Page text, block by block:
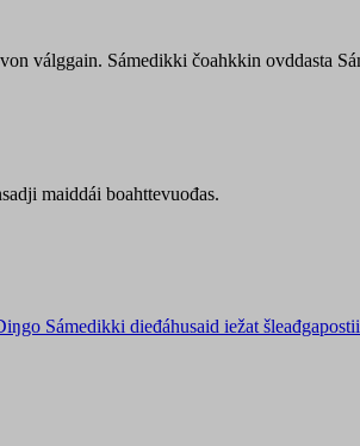
válggain. Sámedikki čoahkkin ovddasta
maiddái boahttevuođas.
Sámedikki dieđáhusaid iežat šleađgapostii